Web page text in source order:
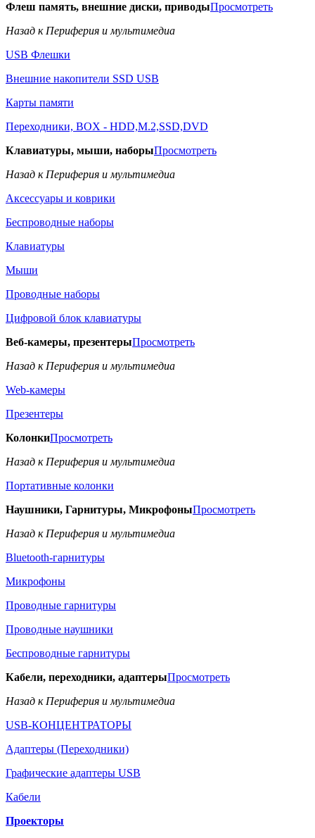
Флеш память, внешние диски, приводыПросмотреть
Назад к Периферия и мультимедиа
USB Флешки
Внешние накопители SSD USB
Карты памяти
Переходники, BOX - HDD,M.2,SSD,DVD
Клавиатуры, мыши, наборыПросмотреть
Назад к Периферия и мультимедиа
Аксессуары и коврики
Беспроводные наборы
Клавиатуры
Мыши
Проводные наборы
Цифровой блок клавиатуры
Веб-камеры, презентерыПросмотреть
Назад к Периферия и мультимедиа
Web-камеры
Презентеры
КолонкиПросмотреть
Назад к Периферия и мультимедиа
Портативные колонки
Наушники, Гарнитуры, МикрофоныПросмотреть
Назад к Периферия и мультимедиа
Bluetooth-гарнитуры
Микрофоны
Проводные гарнитуры
Проводные наушники
Беспроводные гарнитуры
Кабели, переходники, адаптерыПросмотреть
Назад к Периферия и мультимедиа
USB-КОНЦЕНТРАТОРЫ
Адаптеры (Переходники)
Графические адаптеры USB
Кабели
Проекторы